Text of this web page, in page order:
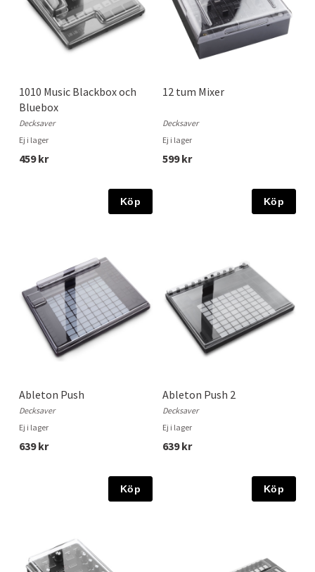
1010 Music Blackbox och
Bluebox
Decksaver
Ej i lager
459 kr
Köp
12 tum Mixer
Decksaver
Ej i lager
599 kr
Köp
Ableton Push
Decksaver
Ej i lager
639 kr
Köp
Ableton Push 2
Decksaver
Ej i lager
639 kr
Köp